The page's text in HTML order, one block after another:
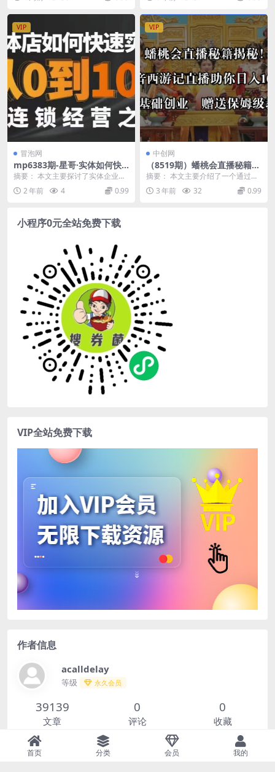
VIP
冒泡网
mp6383期-星哥·实体如何快
速实现从0-100的连锁经营之
道
摘要： 本文主要探讨了实体企业如
何快速实现从0到100的连锁经营之
道。首先，作者...
2 年前 4 0.99
VIP
中创网
（8519期）蟠桃会直播秘籍揭
秘！靠抖音西游记直播日入10
00+零基础创业，赠保姆级教
程
摘要： 本文主要介绍了一个通过抖
音直播《西游记》实现日入1000
+的创业项目。作...
3 年前 32 0.99
小程序0元全站免费下载
VIP全站免费下载
作者信息
acalldelay
等级 永久会员
39139
文章
0
评论
0
收藏
查看作者其他文章
首页 分类 会员 我的